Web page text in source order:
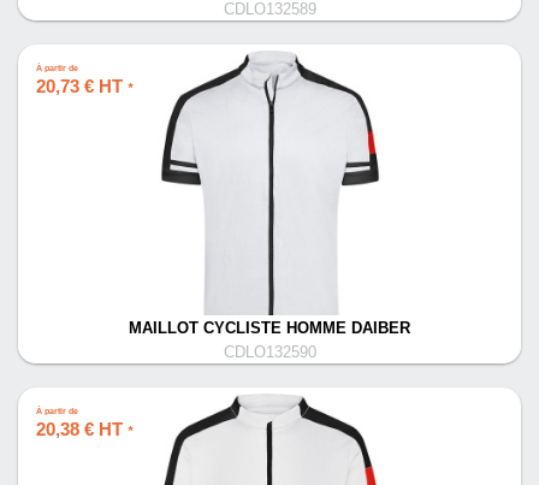
CDLO132589
À partir de
20,73 € HT *
MAILLOT CYCLISTE HOMME DAIBER
CDLO132590
À partir de
20,38 € HT *